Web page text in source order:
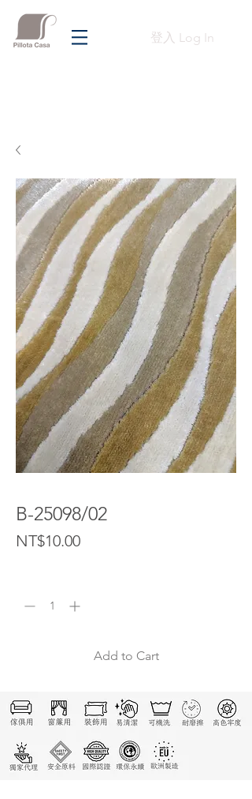
登入 Log In
B-25098/02
NT$10.00Price
Add to Cart